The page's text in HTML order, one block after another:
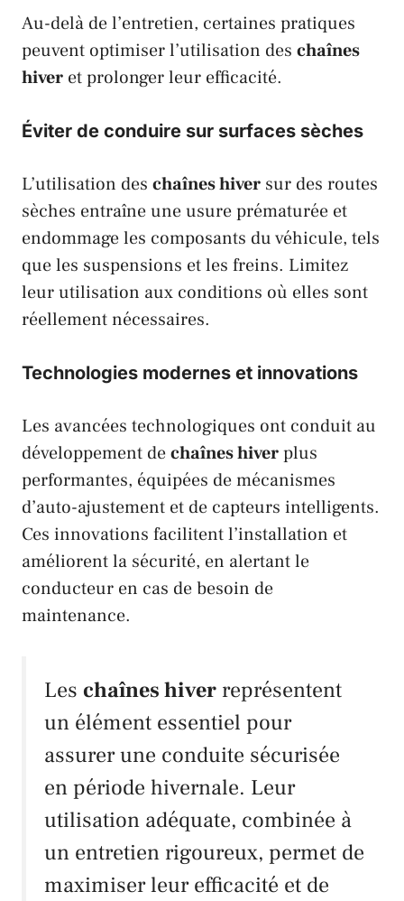
Au-delà de l’entretien, certaines pratiques
peuvent optimiser l’utilisation des chaînes
hiver et prolonger leur efficacité.
Éviter de conduire sur surfaces sèches
L’utilisation des chaînes hiver sur des routes
sèches entraîne une usure prématurée et
endommage les composants du véhicule, tels
que les suspensions et les freins. Limitez
leur utilisation aux conditions où elles sont
réellement nécessaires.
Technologies modernes et innovations
Les avancées technologiques ont conduit au
développement dechaînes hiverplus
performantes, équipées de mécanismes
d’auto-ajustement et de capteurs intelligents.
Ces innovations facilitent l’installation et
améliorent la sécurité, en alertant le
conducteur en cas de besoin de
maintenance.
Les chaînes hiver représentent
un élément essentiel pour
assurer une conduite sécurisée
en période hivernale. Leur
utilisation adéquate, combinée à
un entretien rigoureux, permet de
maximiser leur efficacité et de